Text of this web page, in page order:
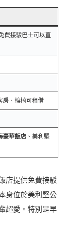
費接駁巴士可以直
房、輪椅可租借
豪華飯店 、美利堅
店提供免費接駁
身位於美利堅公
超愛。特別是早